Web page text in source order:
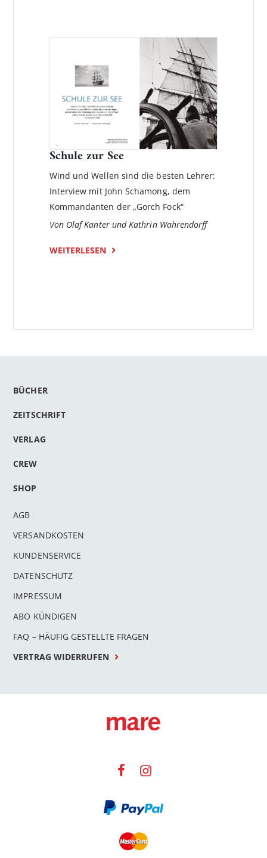
Schule zur See
Wind und Wellen sind die besten Lehrer:
Interview mit John Schamong, dem
Kommandanten der „Gorch Fock“
Von Olaf Kanter und Kathrin Wahrendorff
WEITERLESEN
BÜCHER
ZEITSCHRIFT
VERLAG
CREW
SHOP
AGB
VERSANDKOSTEN
KUNDENSERVICE
DATENSCHUTZ
IMPRESSUM
ABO KÜNDIGEN
FAQ – HÄUFIG GESTELLTE FRAGEN
VERTRAG WIDERRUFEN